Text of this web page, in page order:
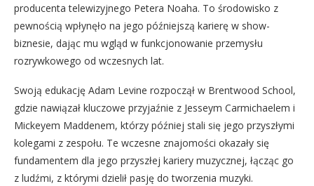
producenta telewizyjnego Petera Noaha. To środowisko z
pewnością wpłynęło na jego późniejszą karierę w show-
biznesie, dając mu wgląd w funkcjonowanie przemysłu
rozrywkowego od wczesnych lat.
Swoją edukację Adam Levine rozpoczął w Brentwood School,
gdzie nawiązał kluczowe przyjaźnie z Jesseym Carmichaelem i
Mickeyem Maddenem, którzy później stali się jego przyszłymi
kolegami z zespołu. Te wczesne znajomości okazały się
fundamentem dla jego przyszłej kariery muzycznej, łącząc go
z ludźmi, z którymi dzielił pasję do tworzenia muzyki.